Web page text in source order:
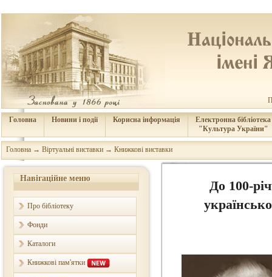
Головна Новини і події Корисна інформація
Електронна бібліотека
"Культура України"
Головна → Віртуальні виставки → Книжкові виставки
Навігаційне меню
Про бібліотеку
Фонди
Каталоги
Книжкові пам'ятки
До 100-